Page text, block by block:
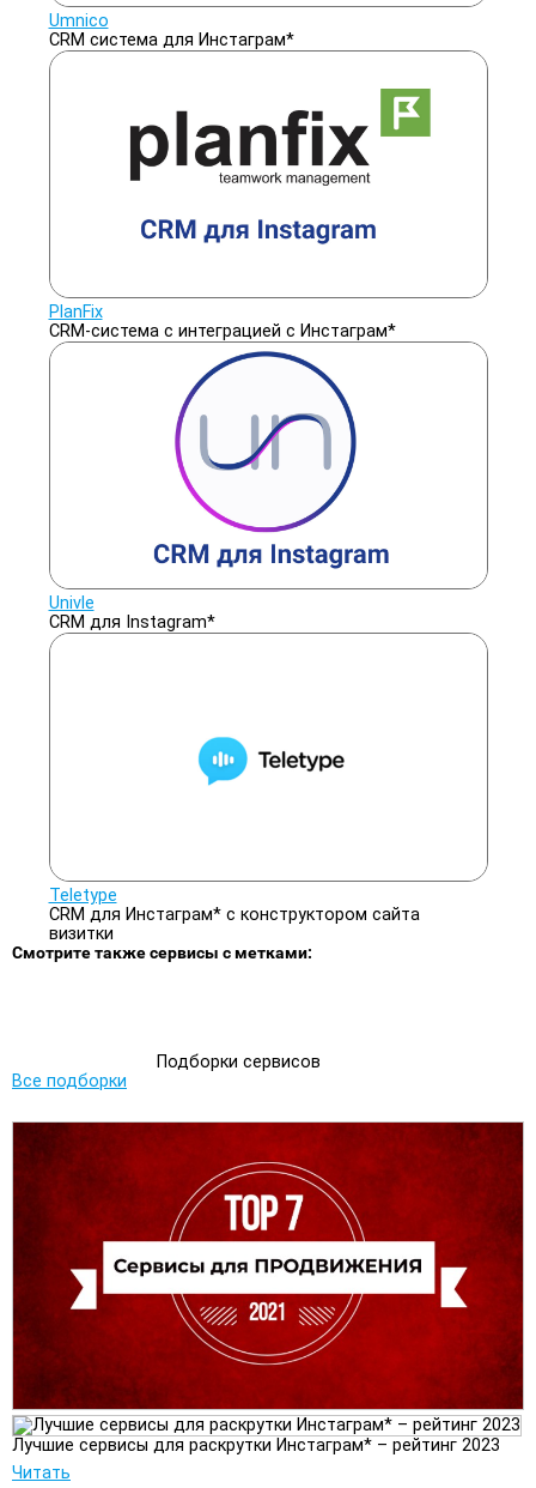
Umnico
CRM система для Инстаграм*
PlanFix
CRM-система с интеграцией с Инстаграм*
Univle
CRM для Instagram*
Teletype
CRM для Инстаграм* c конструктором сайта
визитки
Смотрите также сервисы с метками:
Подборки сервисов
Все подборки
Лучшие сервисы для раскрутки Инстаграм* – рейтинг 2023
Читать